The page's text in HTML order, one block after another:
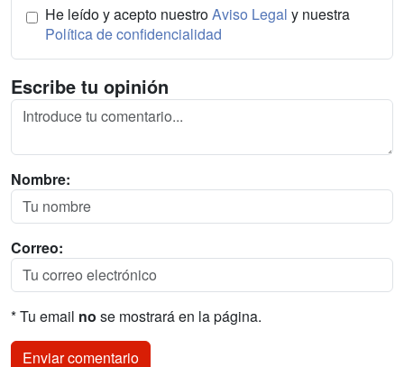
He leído y acepto nuestroAviso Legal y nuestra
Política de confidencialidad
Escribe tu opinión
Nombre:
Correo:
* Tu email no se mostrará en la página.